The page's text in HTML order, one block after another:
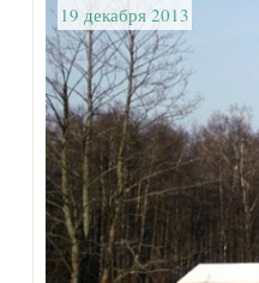
19 декабря 2013